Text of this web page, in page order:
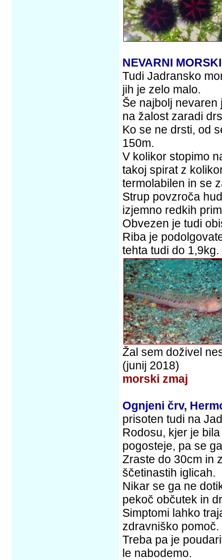
NEVARNI
Tudi Jadransko
jih je zelo malo.
Še najbolj
na žalost zaradi
Ko se ne drsti, od
150m.
V kolikor stopimo
takoj spirat z
termolabilen in se
Strup povzroča
izjemno redkih
Obvezen je tudi
Riba je
tehta tudi do 1,9kg.
Žal sem doživel
(junij 2018)
morski zmaj
Ognjeni črv,
prisoten tudi na
Rodosu, kjer je
pogosteje, pa se
Zraste do 30cm in
ščetinastih iglicah.
Nikar se ga ne
pekoč občutek in
Simptomi lahko
zdravniško pomoč.
Treba pa je
le nabodemo.